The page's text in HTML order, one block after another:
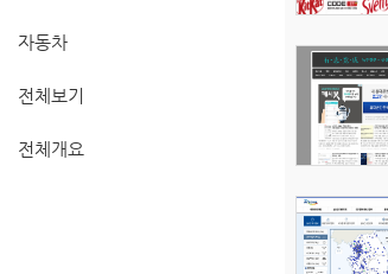
자동차
전체보기
전체개요